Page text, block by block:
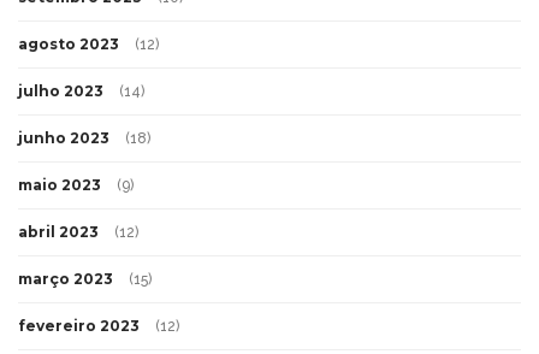
agosto 2023 (12)
julho 2023 (14)
junho 2023 (18)
maio 2023 (9)
abril 2023 (12)
março 2023 (15)
fevereiro 2023 (12)